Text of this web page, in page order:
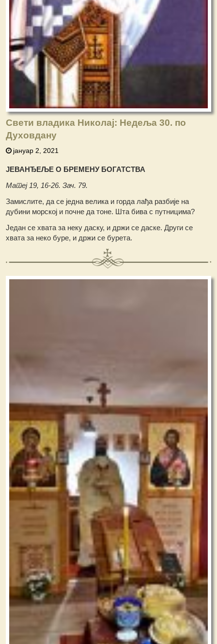
Свети владика Николај: Недеља 30. по
Духовдану
јануар 2, 2021
ЈЕВАНЂЕЉЕ О БРЕМЕНУ БОГАТСТВА
Матеј 19, 16-26. Зач. 79.
Замислите, да се једна велика и горда лађа разбије на
дубини морској и почне да тоне. Шта бива с путницима?
Један се хвата за неку даску, и држи се даске. Други се
хвата за неко буре, и држи се бурета.